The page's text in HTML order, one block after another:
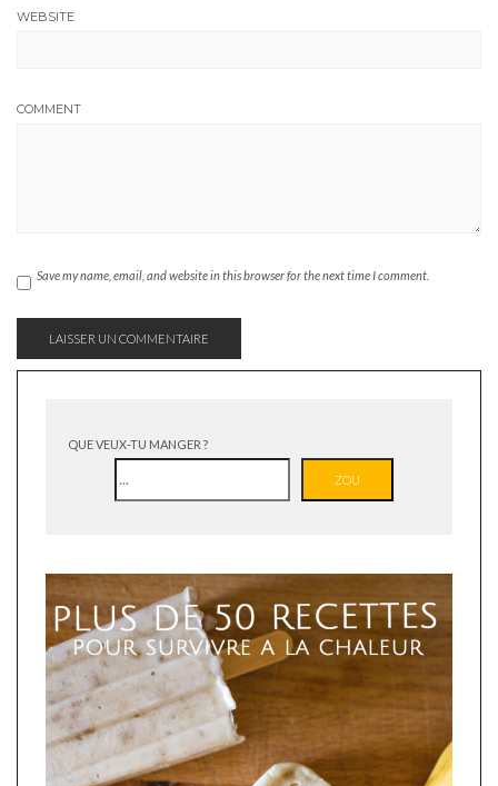
WEBSITE
COMMENT
Save my name, email, and website in this browser for the next time I comment.
QUE VEUX-TU MANGER ?
ZOU